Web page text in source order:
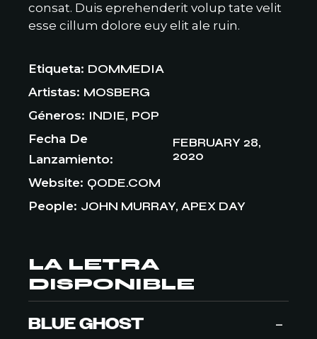
consat. Duis eprehenderit volup tate velit
esse cillum dolore euy elit ale ruin.
Etiqueta DOMMEDIA
Artistas MOSBERG
Géneros INDIE POP
Fecha De
Lanzamiento
FEBRUARY 28,
2020
Website QODE.COM
People JOHN MURRAY, APEX DAY
LA LETRA
DISPONIBLE
BLUE GHOST -